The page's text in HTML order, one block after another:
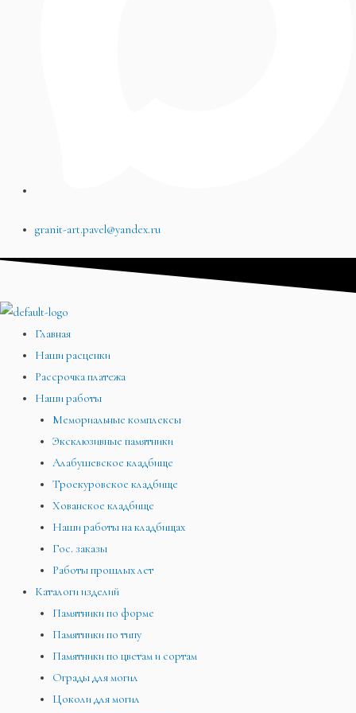
granit-art.pavel@yandex.ru
Главная
Наши расценки
Рассрочка платежа
Наши работы
Мемориальные комплексы
Эксклюзивные памятники
Алабушевское кладбище
Троекуровское кладбище
Хованское кладбище
Наши работы на кладбищах
Гос. заказы
Работы прошлых лет
Каталоги изделий
Памятники по форме
Памятники по типу
Памятники по цветам и сортам
Ограды для могил
Цоколи для могил